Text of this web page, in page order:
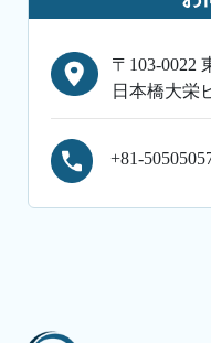
〒103-0022
日本橋大栄
+81-